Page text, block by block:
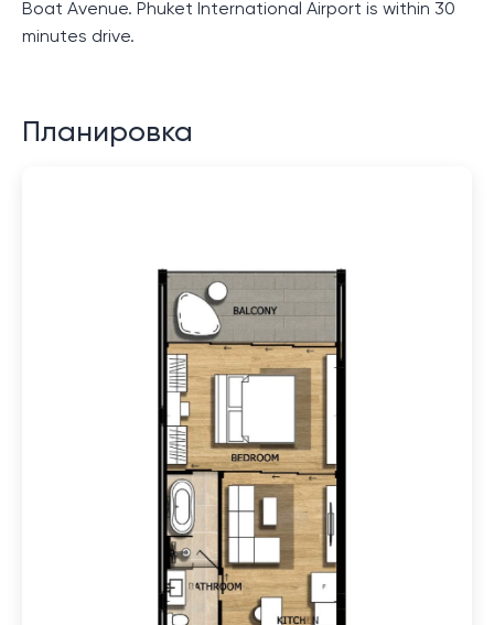
Boat Avenue. Phuket International Airport is within 30
minutes drive.
Планировка